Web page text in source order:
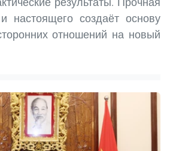
настоящего создаёт основу
отношений на новый